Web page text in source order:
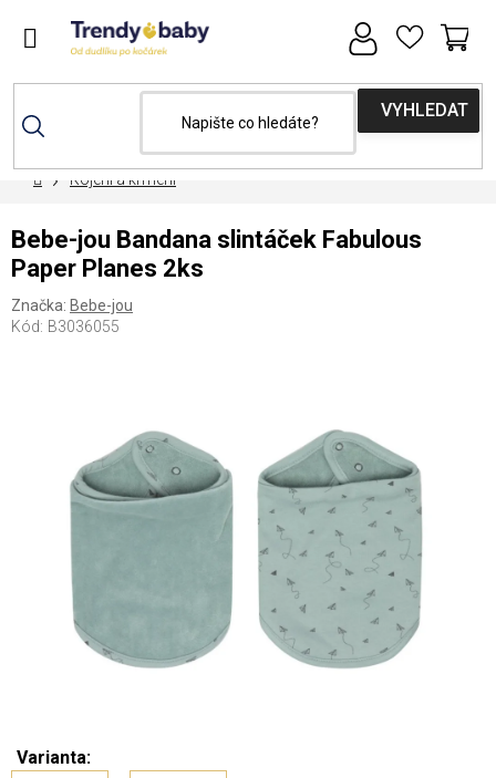
DomůKojení a krmení
Varianta:
Bebe-jou Bandana slintáček Fabulous
Paper Planes 2ks
Značka: Bebe-jou
Kód: B3036055